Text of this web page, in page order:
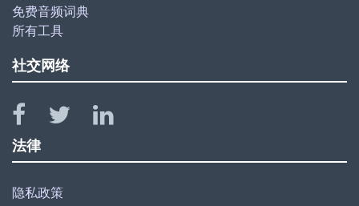
免费音频词典
所有工具
社交网络
法律
隐私政策